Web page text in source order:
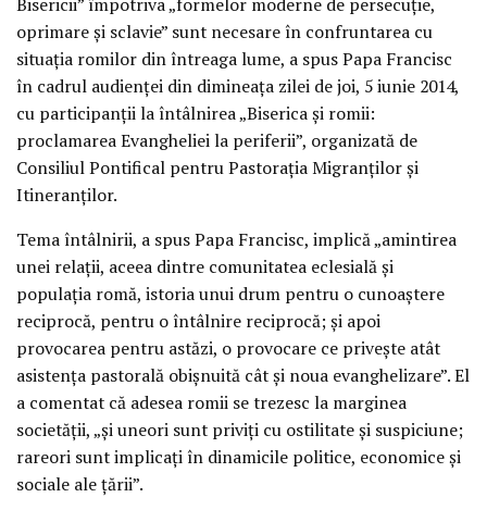
oprimare şi sclavie” sunt necesare în confruntarea cu
situaţia romilor din întreaga lume, a spus Papa Francisc
în cadrul audienţei din dimineaţa zilei de joi, 5 iunie 2014,
cu participanţii la întâlnirea „Biserica şi romii:
proclamarea Evangheliei la periferii”, organizată de
Consiliul Pontifical pentru Pastoraţia Migranţilor şi
Itineranţilor.
Tema întâlnirii, a spus Papa Francisc, implică „amintirea
unei relaţii, aceea dintre comunitatea eclesială şi
populaţia romă, istoria unui drum pentru o cunoaştere
reciprocă, pentru o întâlnire reciprocă; şi apoi
provocarea pentru astăzi, o provocare ce priveşte atât
asistenţa pastorală obişnuită cât şi noua evanghelizare”. El
a comentat că adesea romii se trezesc la marginea
societăţii, „şi uneori sunt priviţi cu ostilitate şi suspiciune;
rareori sunt implicaţi în dinamicile politice, economice şi
sociale ale ţării”.